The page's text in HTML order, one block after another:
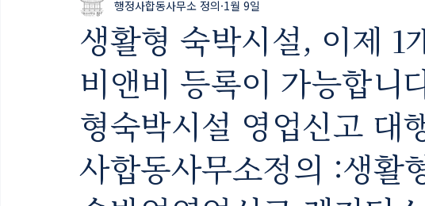
출입국행정 VISA 정의건설 건축
생활형 숙박시설, 이제 1
비앤비 등록이 가능합니
형숙박시설 영업신고 대
사합동사무소정의 :생활
행정사합동사무소 정의 1월 9일